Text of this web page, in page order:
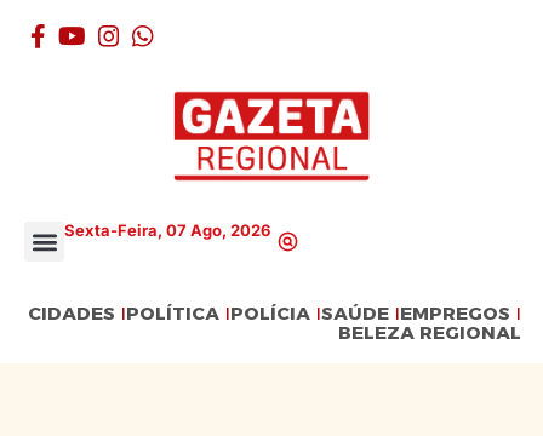
Sexta-Feira, 07 Ago, 2026
CIDADES POLÍTICA POLÍCIA SAÚDE EMPREGOS
BELEZA REGIONAL